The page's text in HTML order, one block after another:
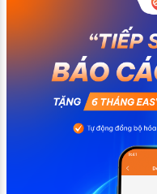
ảnh hưởng đến quá
toán có thể tham khảo